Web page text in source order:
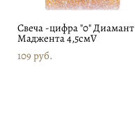
Свеча -цифра "0" Диамант
Маджента 4,5смV
109 pуб.